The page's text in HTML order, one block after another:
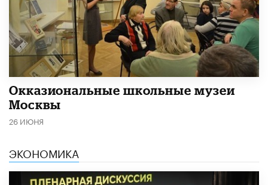
​Окказиональные школьные музеи
Москвы
26 ИЮНЯ
ЭКОНОМИКА